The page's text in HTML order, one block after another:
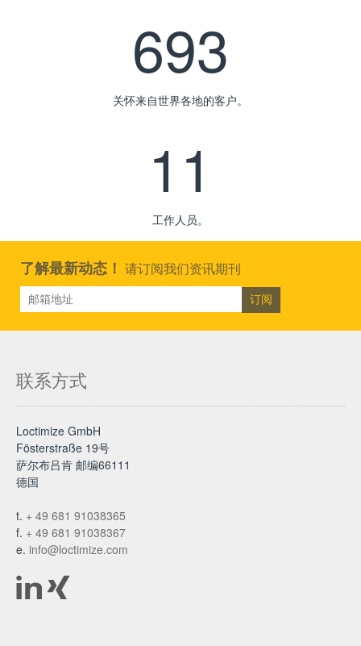
750
关怀来自世界各地的客户。
12
工作人员。
了解最新动态！ 请订阅我们资讯期刊
联系方式
Loctimize GmbH
Fösterstraße 19号
萨尔布吕肯 邮编66111
德国
t. + 49 681 91038365
f. + 49 681 91038367
e. info@loctimize.com